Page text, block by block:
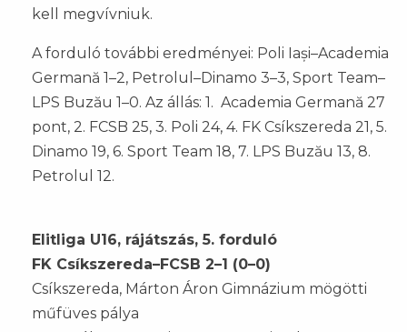
kell megvívniuk.
A forduló további eredményei: Poli Iași–Academia
Germană 1–2, Petrolul–Dinamo 3–3, Sport Team–
LPS Buzău 1–0. Az állás: 1. Academia Germană 27
pont, 2. FCSB 25, 3. Poli 24, 4. FK Csíkszereda 21, 5.
Dinamo 19, 6. Sport Team 18, 7. LPS Buzău 13, 8.
Petrolul 12.
Elitliga U16, rájátszás, 5. forduló
FK Csíkszereda–FCSB 2–1 (0–0)
Csíkszereda, Márton Áron Gimnázium mögötti
műfüves pálya